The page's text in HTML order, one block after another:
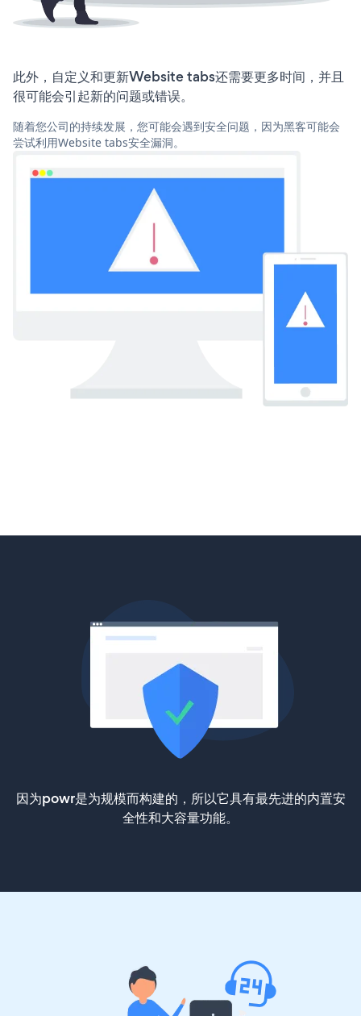
此外，自定义和更新Website tabs还需要更多时间，并且
很可能会引起新的问题或错误。
随着您公司的持续发展，您可能会遇到安全问题，因为黑客可能会
尝试利用Website tabs安全漏洞。
因为powr是为规模而构建的，所以它具有最先进的内置安
全性和大容量功能。